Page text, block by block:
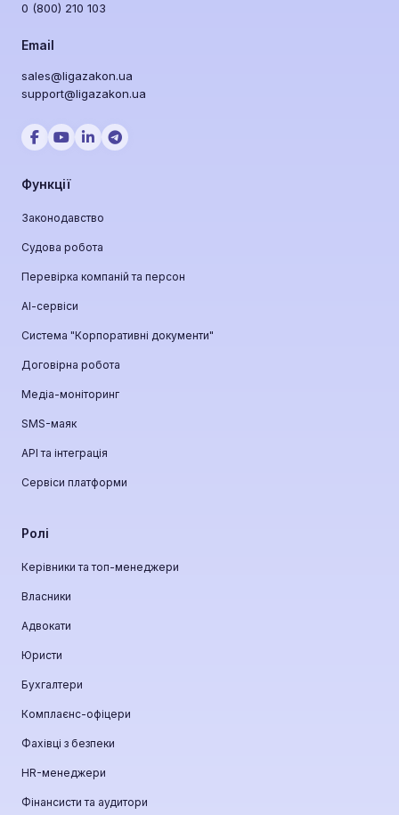
0 (800) 210 103
Email
sales@ligazakon.ua
support@ligazakon.ua
Функції
Законодавство
Судова робота
Перевірка компаній та персон
АІ-сервіси
Система "Корпоративні документи"
Договірна робота
Медіа-моніторинг
SMS-маяк
API та інтеграція
Сервіси платформи
Ролі
Керівники та топ-менеджери
Власники
Адвокати
Юристи
Бухгалтери
Комплаєнс-офіцери
Фахівці з безпеки
HR-менеджери
Фінансисти та аудитори